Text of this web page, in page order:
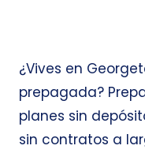
¿Vives en
prepagada?
planes sin
sin contratos a